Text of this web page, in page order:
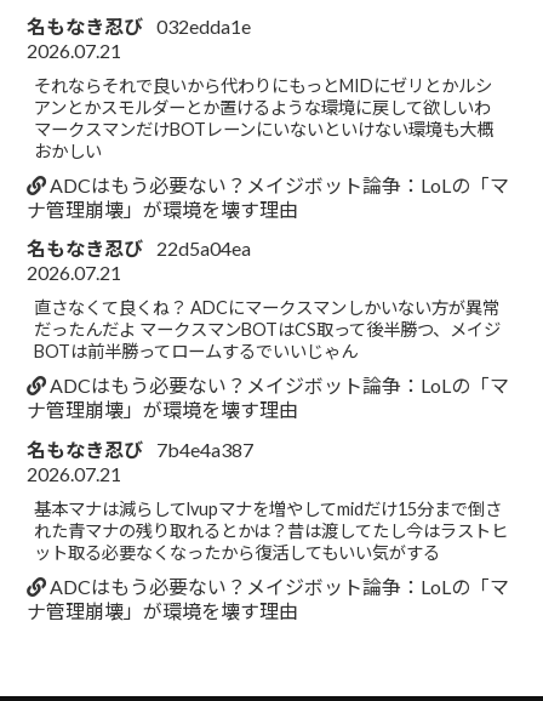
名もなき忍び 032edda1e
2026.07.21
それならそれで良いから代わりにもっとMIDにゼリとかルシ
アンとかスモルダーとか置けるような環境に戻して欲しいわ
マークスマンだけBOTレーンにいないといけない環境も大概
おかしい
ADCはもう必要ない？メイジボット論争：LoLの「マ
ナ管理崩壊」が環境を壊す理由
名もなき忍び
22d5a04ea
2026.07.21
直さなくて良くね？ ADCにマークスマンしかいない方が異常
だったんだよ マークスマンBOTはCS取って後半勝つ、メイジ
BOTは前半勝ってロームするでいいじゃん
ADCはもう必要ない？メイジボット論争：LoLの「マ
ナ管理崩壊」が環境を壊す理由
名もなき忍び
7b4e4a387
2026.07.21
基本マナは減らしてlvupマナを増やしてmidだけ15分まで倒さ
れた青マナの残り取れるとかは？昔は渡してたし今はラストヒ
ット取る必要なくなったから復活してもいい気がする
ADCはもう必要ない？メイジボット論争：LoLの「マ
ナ管理崩壊」が環境を壊す理由